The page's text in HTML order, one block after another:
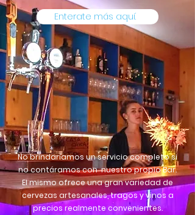
Enterate más aquí.
No brindaríamos un servicio completo si
no contáramos con nuestro propio Bar.
El mismo ofrece una gran variedad de
cervezas artesanales, tragos y vinos a
precios realmente convenientes.